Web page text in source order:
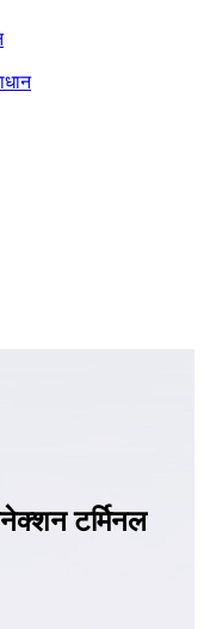
टर्मिनल